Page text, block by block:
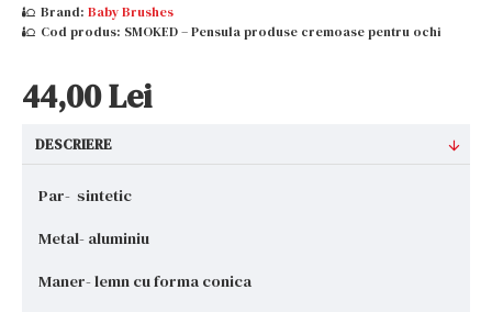
Brand: Baby Brushes
Cod produs: SMOKED – Pensula produse cremoase pentru ochi
44,00 Lei
DESCRIERE
Par- sintetic
Metal- aluminiu
Maner- lemn cu forma conica